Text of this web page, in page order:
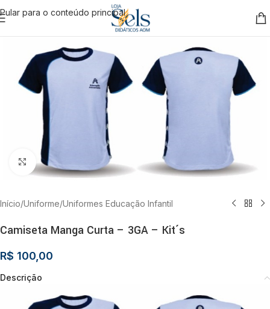
Pular para o conteúdo principal
Clique para ampliar
Início/Uniforme/Uniformes Educação Infantil
Camiseta Manga Curta – 3GA – Kit´s
R$ 100,00
Descrição